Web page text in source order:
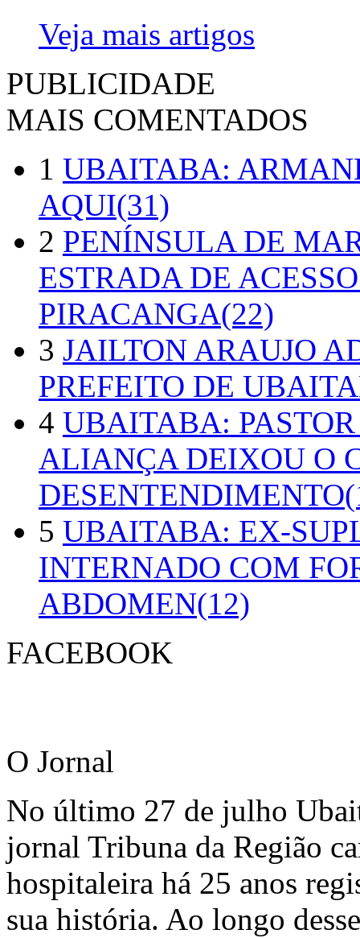
Veja mais artigos
PUBLICIDADE
MAIS COMENTADOS
1 UBAITABA:
AQUI(31)
2 PENÍNSULA DE
ESTRADA DE
PIRACANGA(22)
3 JAILTON ARAUJO
PREFEITO DE
4 UBAITABA:
ALIANÇA DEIXOU O
5 UBAITABA: EX-
INTERNADO COM
ABDOMEN(12)
FACEBOOK
O Jornal
No último 27 de julho
jornal Tribuna da Região
hospitaleira há 25 anos
sua história. Ao longo